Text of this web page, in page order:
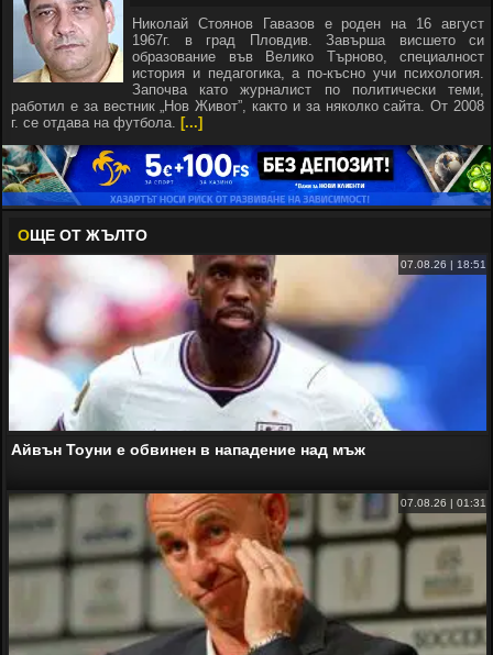
Николай Стоянов Гавазов е роден на 16 август
1967г. в град Пловдив. Завърша висшето си
образование във Велико Търново, специалност
история и педагогика, а по-късно учи психология.
Започва като журналист по политически теми,
работил е за вестник „Нов Живот”, както и за няколко сайта. От 2008
г. се отдава на футбола. [...]
ОЩЕ ОТ ЖЪЛТО
07.08.26 | 18:51
Айвън Тоуни е обвинен в нападение над мъж
07.08.26 | 01:31